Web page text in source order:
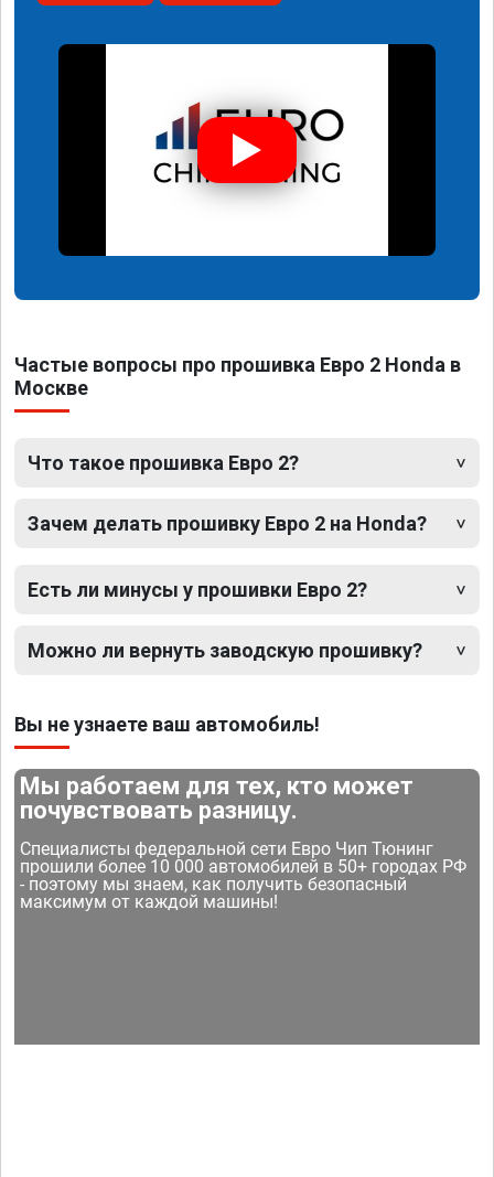
Частые вопросы про прошивка Евро 2 Honda в
Москве
Что такое прошивка Евро 2?
Зачем делать прошивку Евро 2 на Honda?
Есть ли минусы у прошивки Евро 2?
Можно ли вернуть заводскую прошивку?
Вы не узнаете ваш автомобиль!
Мы работаем для тех, кто может
почувствовать разницу.
Специалисты федеральной сети Евро Чип Тюнинг
прошили более 10 000 автомобилей в 50+ городах РФ
- поэтому мы знаем, как получить безопасный
максимум от каждой машины!